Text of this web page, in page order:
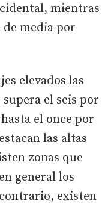
mientras
media por
elevados las
el seis por
el once por
las altas
zonas que
general los
existen